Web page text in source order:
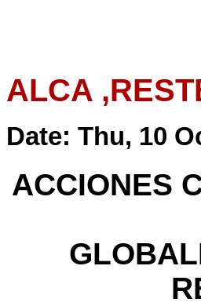
ALCA
Date: Thu, 10
ACCIONES